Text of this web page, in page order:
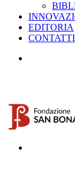
EDITORIA
CONTATTI